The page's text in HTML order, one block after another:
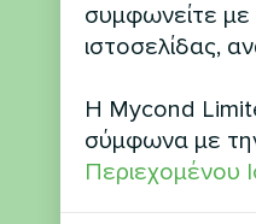
Αριθμός
συμφωνείτε με
ιστοσελίδας,
Η Mycond
σύμφωνα με
Περιεχομένου